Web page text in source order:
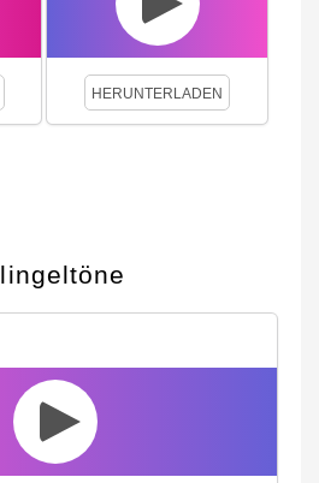
HERUNTERLADEN